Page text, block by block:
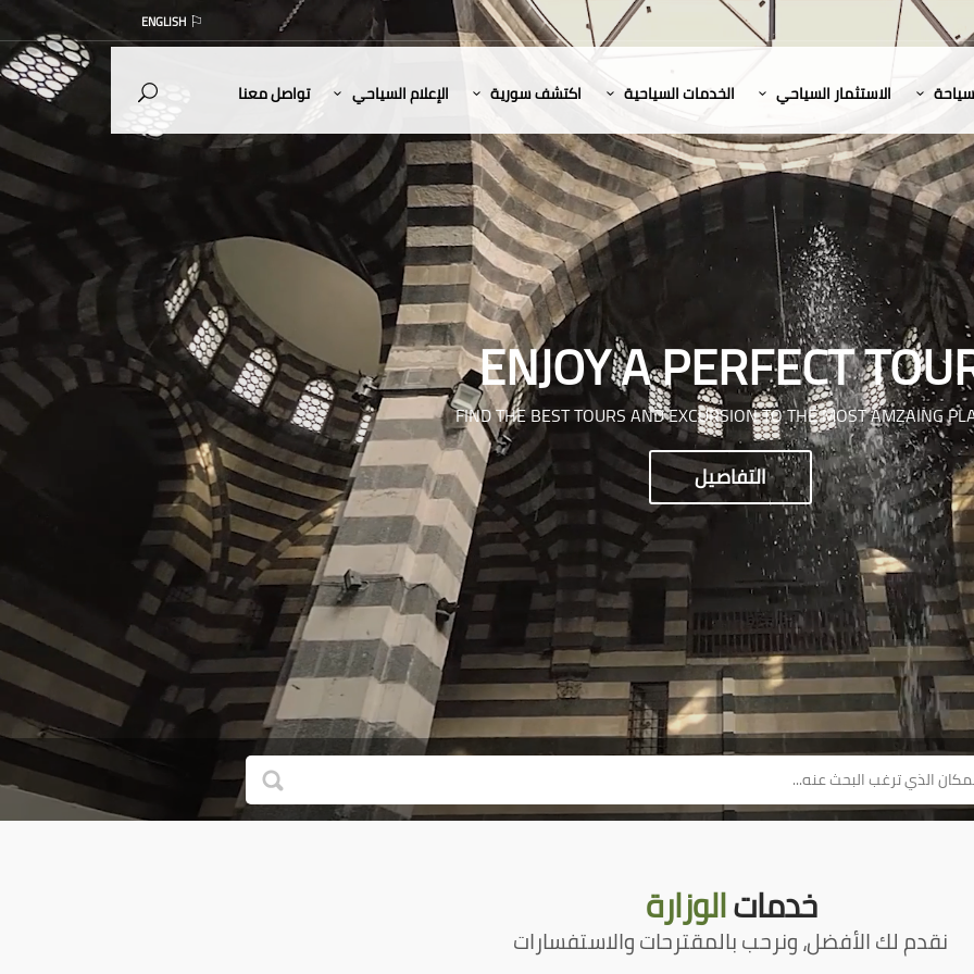
ENGLISH
الاستثمار السياحي الخدمات السياحية اكتشف سورية الإعلام السياحي تواصل معنا
ENJOY A PERFECT
FIND THE BEST TOURS AND EXCURSION TO THE MOST AMZAING
التفاصيل
خدماتالوزارة
نقدم لك الأفضل، ونرحب بالمقترحات والاستفسارات